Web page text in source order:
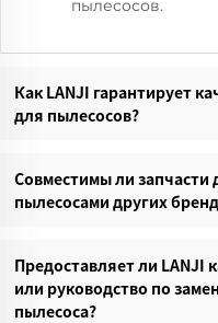
пылесосов.
Как LANJI гарантирует
для пылесосов?‌
Совместимы ли запчасти
пылесосами других
Предоставляет ли
или руководство по
пылесоса?‌